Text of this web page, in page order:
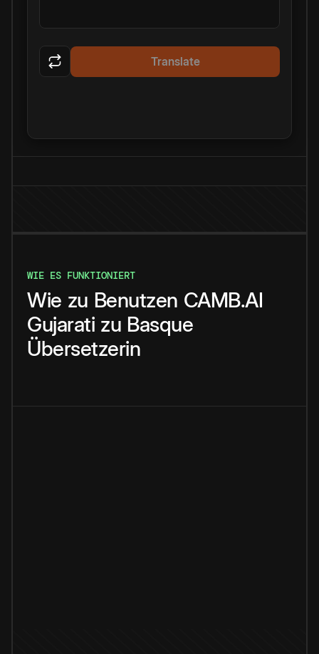
Translate
WIE ES FUNKTIONIERT
Wie zu Benutzen CAMB.AI
Gujarati zu Basque
Übersetzerin